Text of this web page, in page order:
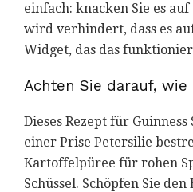
einfach: knacken Sie es
wird verhindert, dass es
Widget, das das
Achten Sie darauf,
Dieses Rezept für
einer Prise Petersilie
Kartoffelpüree für rohen
Schüssel. Schöpfen Sie